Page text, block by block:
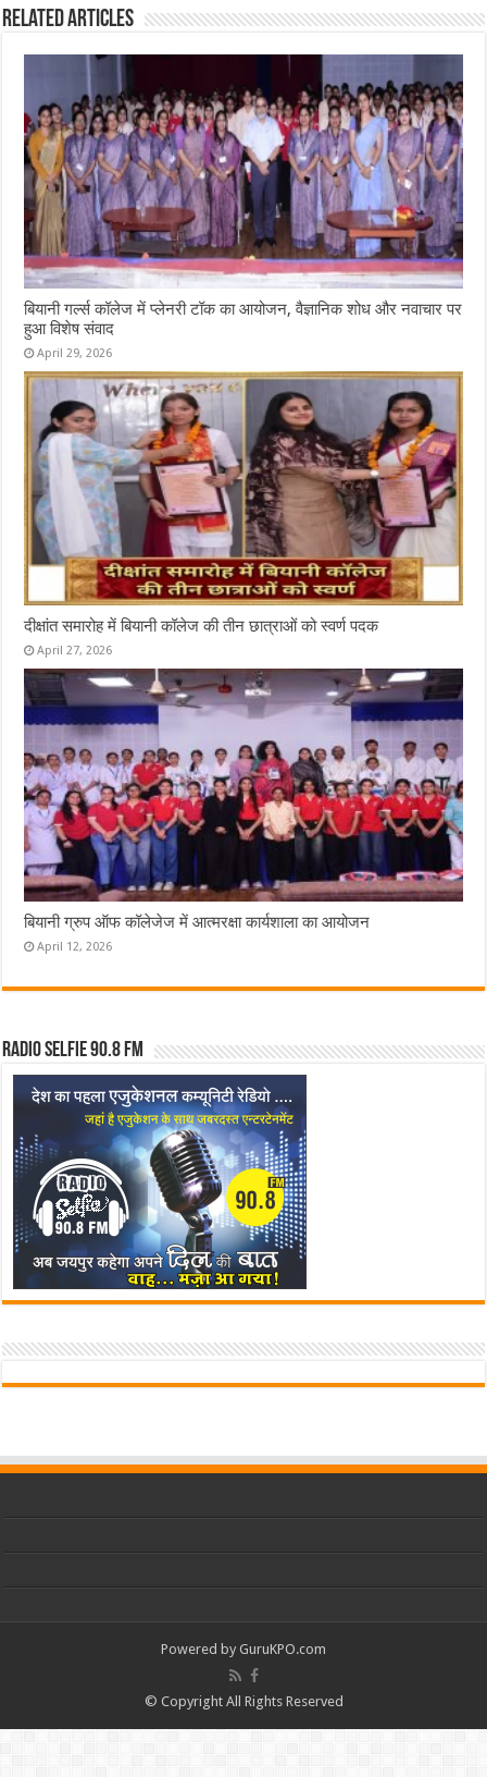
Related Articles
बियानी गर्ल्स कॉलेज में प्लेनरी टॉक का आयोजन, वैज्ञानिक शोध और नवाचार पर
हुआ विशेष संवाद
April 29, 2026
दीक्षांत समारोह में बियानी कॉलेज की तीन छात्राओं को स्वर्ण पदक
April 27, 2026
बियानी ग्रुप ऑफ कॉलेजेज में आत्मरक्षा कार्यशाला का आयोजन
April 12, 2026
Radio Selfie 90.8 FM
Powered by GuruKPO.com
© Copyright All Rights Reserved